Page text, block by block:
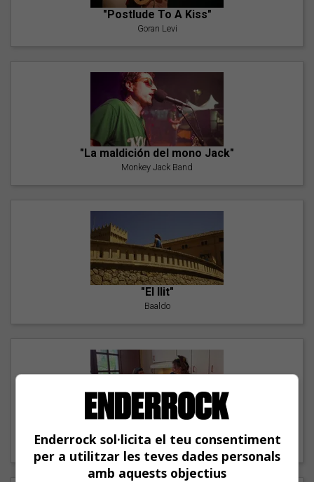
"Postlude To A Kiss"
Goran Levi
"La maldición del mono Jack"
Monkey Jack Band
"El llit"
Baaldo
Carmen y María
Enderrock sol·licita el teu consentiment
per a utilitzar les teves dades personals
amb aquests objectius